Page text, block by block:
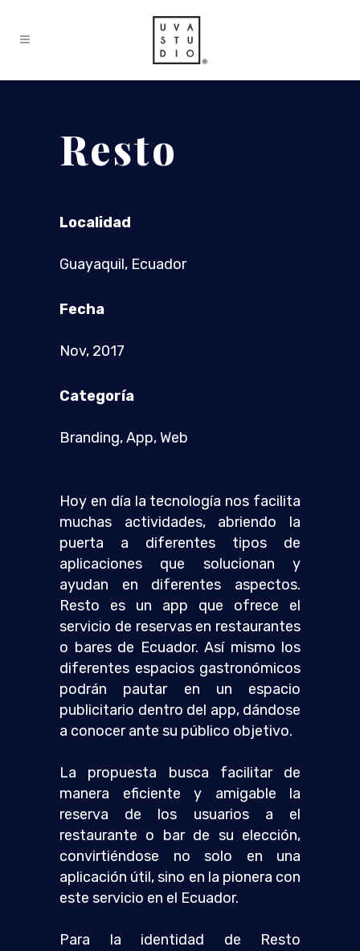
Resto
Localidad
Guayaquil, Ecuador
Fecha
Nov, 2017
Categoría
Branding, App, Web
Hoy en día la tecnología nos facilita
muchas actividades, abriendo la
puerta a diferentes tipos de
aplicaciones que solucionan y
ayudan en diferentes aspectos.
Resto es un app que ofrece el
servicio de reservas en restaurantes
o bares de Ecuador. Así mismo los
diferentes espacios gastronómicos
podrán pautar en un espacio
publicitario dentro del app, dándose
a conocer ante su público objetivo.
La propuesta busca facilitar de
manera eficiente y amigable la
reserva de los usuarios a el
restaurante o bar de su elección,
convirtiéndose no solo en una
aplicación útil, sino en la pionera con
este servicio en el Ecuador.
Para la identidad de Resto